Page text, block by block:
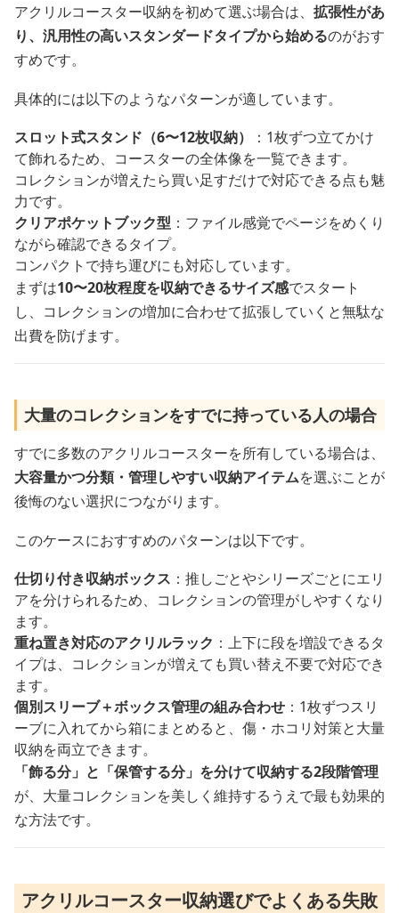
アクリルコースター収納を初めて選ぶ場合は、 拡張性があ
り、汎用性の高いスタンダードタイプから始めるのがおす
すめです。
具体的には以下のようなパターンが適しています。
スロット式スタンド（6〜12枚収納）
：1枚ずつ立てかけ
て飾れるため、コースターの全体像を一覧できます。
コレクションが増えたら買い足すだけで対応できる点も魅
力です。
クリアポケットブック型 ：ファイル感覚でページをめくり
ながら確認できるタイプ。
コンパクトで持ち運びにも対応しています。
まずは10〜20枚程度を収納できるサイズ感でスタート
し、コレクションの増加に合わせて拡張していくと無駄な
出費を防げます。
大量のコレクションをすでに持っている人の場合
すでに多数のアクリルコースターを所有している場合は、
大容量かつ分類・管理しやすい収納アイテムを選ぶことが
後悔のない選択につながります。
このケースにおすすめのパターンは以下です。
仕切り付き収納ボックス ：推しごとやシリーズごとにエリ
アを分けられるため、コレクションの管理がしやすくなり
ます。
重ね置き対応のアクリルラック ：上下に段を増設できるタ
イプは、コレクションが増えても買い替え不要で対応でき
ます。
個別スリーブ＋ボックス管理の組み合わせ ：1枚ずつスリ
ーブに入れてから箱にまとめると、傷・ホコリ対策と大量
収納を両立できます。
「飾る分」と「保管する分」を分けて収納する2段階管理
が、大量コレクションを美しく維持するうえで最も効果的
な方法です。
アクリルコースター収納選びでよくある失敗